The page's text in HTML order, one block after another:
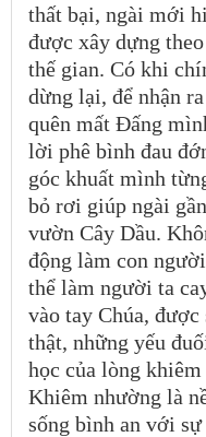
thất bại, ngài mới
được xây dựng
thế gian. Có khi
dừng lại, để nhận
quên mất Đấng
lời phê bình đau
góc khuất mình
bỏ rơi giúp ngài
vườn Cây Dầu.
động làm con
thể làm người ta
vào tay Chúa,
thật, những yếu
học của lòng
Khiêm nhường là
sống bình an với